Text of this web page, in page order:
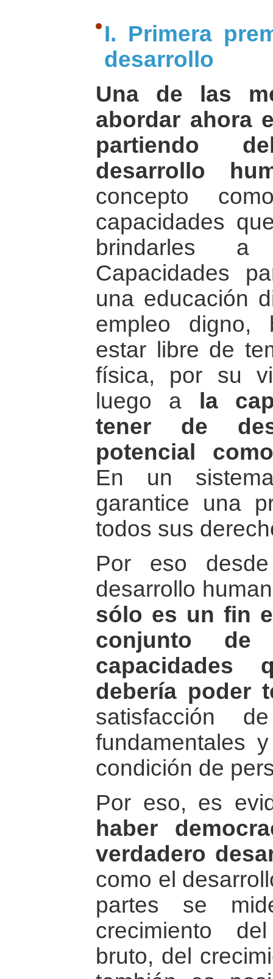
I. Primera
desarrollo
Una de las
abordar ahora
partiendo
desarrollo
concepto
capacidades
brindarles a
Capacidades
una educación
empleo digno,
estar libre de
física, por su
luego a
la
tener de
potencial
En un
garantice una
todos sus
Por eso
desarrollo
sólo es un fin
conjunto de
capacidades
debería poder
satisfacción
fundamentales
condición de
Por eso, es
haber
verdadero
como el
partes se
crecimiento
bruto, del